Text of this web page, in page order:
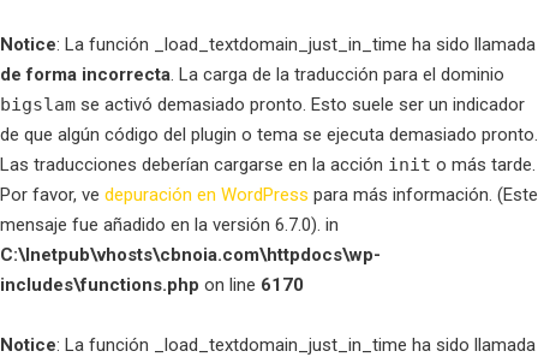
Notice: La función _load_textdomain_just_in_time ha sido llamada
de forma incorrecta. La carga de la traducción para el dominio
bigslam se activó demasiado pronto. Esto suele ser un indicador
de que algún código del plugin o tema se ejecuta demasiado pronto.
Las traducciones deberían cargarse en la acción init o más tarde.
Por favor, ve depuración en WordPress para más información. (Este
mensaje fue añadido en la versión 6.7.0). in
C:\Inetpub\vhosts\cbnoia.com\httpdocs\wp-
includes\functions.php on line 6170
Notice: La función _load_textdomain_just_in_time ha sido llamada